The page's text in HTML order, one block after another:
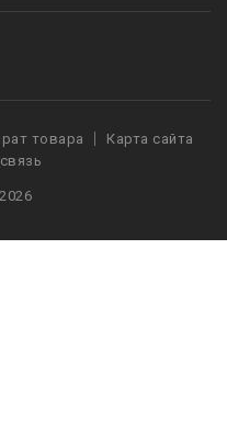
товара
Карта сайта